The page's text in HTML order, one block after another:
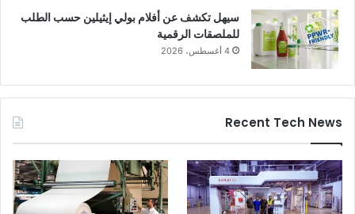
سيهل تكشف عن أفلام بولي إيثيلين حسب الطلب
للملصقات الرقمية
4 أغسطس، 2026
Recent Tech News